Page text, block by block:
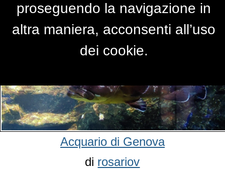
PRIMO PIANO
Acquario di Genova
di rosariov
proseguendo la navigazione in
altra maniera, acconsenti all’uso
dei cookie.